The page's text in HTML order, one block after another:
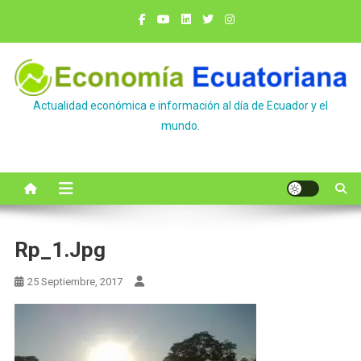
Actualidad económica e información al día de Ecuador y el
mundo.
Rp_1.jpg
25 Septiembre, 2017